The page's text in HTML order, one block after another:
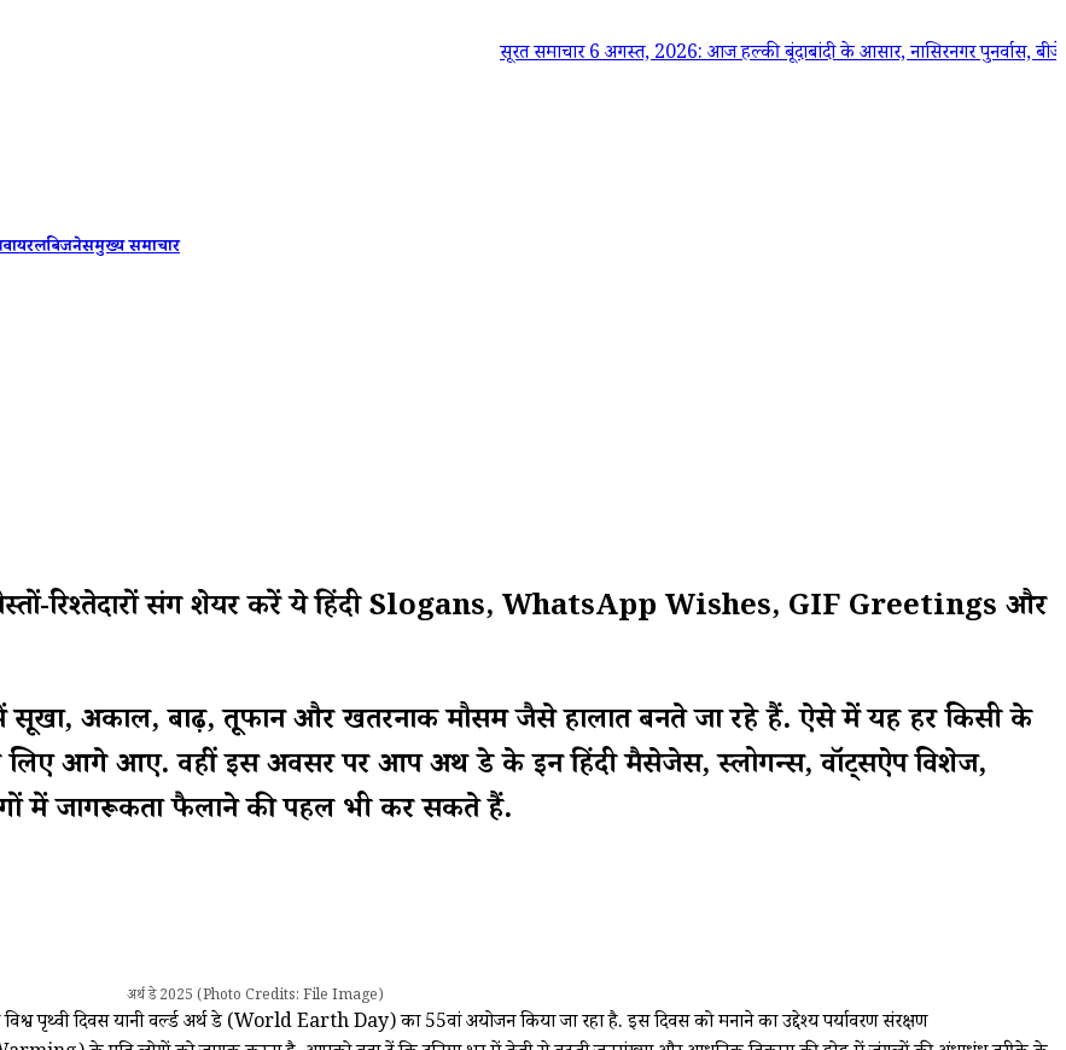
सूरत समाचार 6 अगस्त, 2026: आज हल्की बूंदाबांदी के आसार, नासिरनगर पुनर्वास, बीजेपी
वायरलबिजनेसमुख्य समाचार
रिश्तेदारों संग शेयर करें ये हिंदी Slogans, WhatsApp Wishes, GIF Greetings और
में सूखा, अकाल, बाढ़, तूफान और खतरनाक मौसम जैसे हालात बनते जा रहे हैं. ऐसे में यह हर किसी के
के लिए आगे आए. वहीं इस अवसर पर आप अर्थ डे के इन हिंदी मैसेजेस, स्लोगन्स, वॉट्सऐप विशेज,
में जागरूकता फैलाने की पहल भी कर सकते हैं.
अर्थ डे 2025 (Photo Credits: File Image)
पृथ्वी दिवस यानी वर्ल्ड अर्थ डे (World Earth Day) का 55वां अयोजन किया जा रहा है. इस दिवस को मनाने का उद्देश्य पर्यावरण संरक्षण